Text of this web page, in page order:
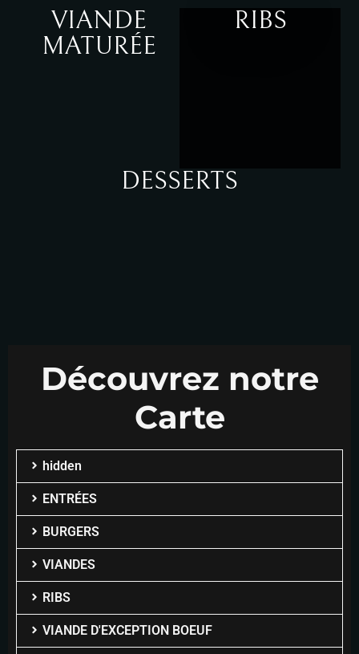
VIANDE
MATURÉE
RIBS
DESSERTS
Découvrez notre
Carte
hidden
ENTRÉES
BURGERS
VIANDES
RIBS
VIANDE D'EXCEPTION BOEUF